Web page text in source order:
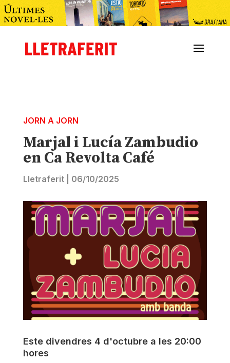
JORN A JORN
Marjal i Lucía Zambudio
en Ca Revolta Café
Lletraferit| 06/10/2025
Este divendres 4 d'octubre a les 20:00
hores